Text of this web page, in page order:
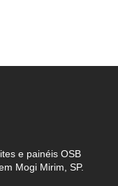
e painéis OSB
Mogi Mirim, SP.